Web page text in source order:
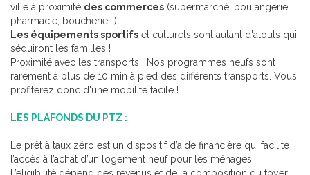
ville à proximité des commerces (supermarché, boulangerie,
pharmacie, boucherie...)
Les équipements sportifs et culturels sont autant d'atouts qui
séduiront les familles !
Proximité avec les transports : Nos programmes neufs sont
rarement à plus de 10 min à pied des différents transports. Vous
profiterez donc d'une mobilité facile !
LES PLAFONDS DU PTZ :
Le prêt à taux zéro est un dispositif d’aide financière qui facilite
l’accès à l’achat d’un logement neuf pour les ménages.